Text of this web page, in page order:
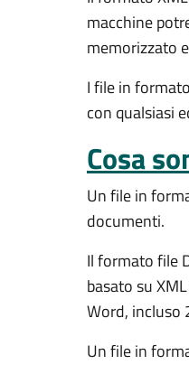
macchine
memorizzato
I file in
con qualsiasi
Cosa
Un file in
documenti.
Il formato file
basato su
Word, incluso
Un file in